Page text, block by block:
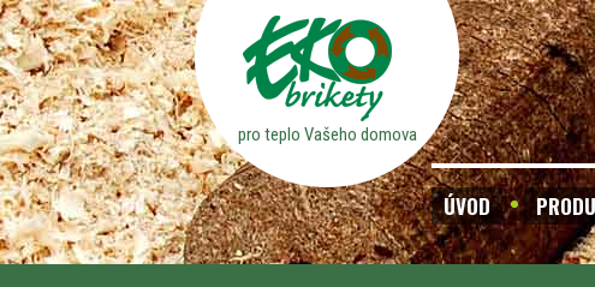
pro teplo Vašeho domova
ÚVOD